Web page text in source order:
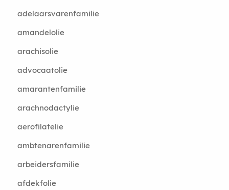
adelaarsvarenfamilie
amandelolie
arachisolie
advocaatolie
amarantenfamilie
arachnodactylie
aerofilatelie
ambtenarenfamilie
arbeidersfamilie
afdekfolie